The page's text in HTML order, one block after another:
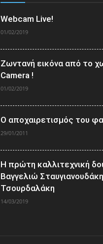
Webcam Live!
01/02/2019
Ζωντανή εικόνα από το
Camera !
01/02/2019
Ο αποχαιρετισμός του
29/01/2011
Η πρώτη καλλιτεχνική
Βαγγελιώ
Τσουρδαλάκη
14/03/2019